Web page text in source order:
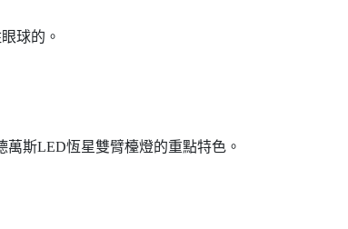
球的。
斯LED恆星雙臂檯燈的重點特色。